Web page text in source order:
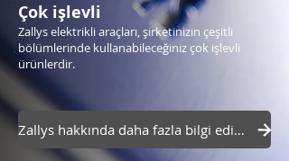
Çok işlevli
Zallys elektrikli araçları, şirketinizin çeşitli
bölümlerinde kullanabileceğiniz çok işlevli
ürünlerdir.
Zallys hakkında daha fazla bilgi edinin